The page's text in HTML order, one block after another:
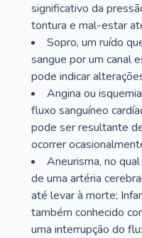
significativo da
tontura e mal-estar
Sopro, um ruído
sangue por um canal
pode indicar
Angina ou
fluxo sanguíneo
pode ser resultante
ocorrer
Aneurisma, no
de uma artéria
até levar à morte;
também conhecido
uma interrupção do